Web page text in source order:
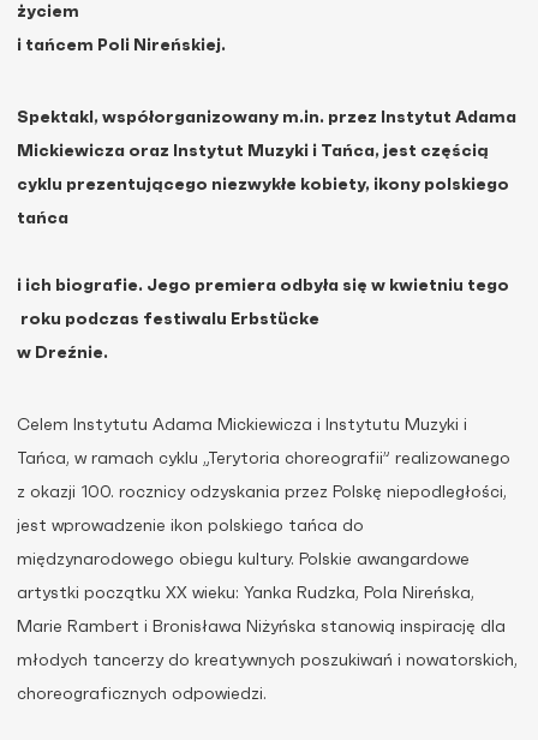
życiem
i tańcem Poli Nireńskiej.
Spektakl, współorganizowany m.in. przez Instytut Adama
Mickiewicza oraz Instytut Muzyki i Tańca, jest częścią
cyklu prezentującego niezwykłe kobiety, ikony polskiego
tańca
i ich biografie. Jego premiera odbyła się w kwietniu tego
roku podczas festiwalu Erbstücke
w Dreźnie.
Celem Instytutu Adama Mickiewicza i Instytutu Muzyki i
Tańca, w ramach cyklu „Terytoria choreografii” realizowanego
z okazji 100. rocznicy odzyskania przez Polskę niepodległości,
jest wprowadzenie ikon polskiego tańca do
międzynarodowego obiegu kultury. Polskie awangardowe
artystki początku XX wieku: Yanka Rudzka, Pola Nireńska,
Marie Rambert i Bronisława Niżyńska stanowią inspirację dla
młodych tancerzy do kreatywnych poszukiwań i nowatorskich,
choreograficznych odpowiedzi.